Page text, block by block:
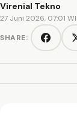
Virenial Tekno
27 Juni 2026, 07:01
SHARE: